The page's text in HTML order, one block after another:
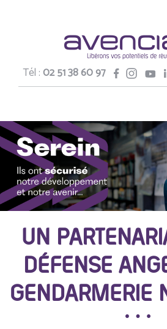
Tél :02 51 38 60 97
UN
DÉFENSE
GENDARMERIE